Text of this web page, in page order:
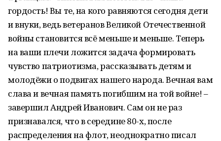
гордость! Вы те, на кого равняются сегодня дети
и внуки, ведь ветеранов Великой Отечественной
войны становится всё меньше и меньше. Теперь
на ваши плечи ложится задача формировать
чувство патриотизма, рассказывать детям и
молодёжи о подвигах нашего народа. Вечная вам
слава и вечная память погибшим на той войне! –
завершил Андрей Иванович. Сам он не раз
признавался, что в середине 80-х, после
распределения на флот, неоднократно писал